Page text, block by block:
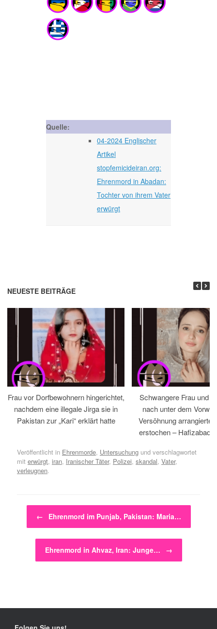
Quelle:
04-2024 Englischer
Artikel
stopfemicideiran.org:
Ehrenmord in Abadan:
Tochter von ihrem Vater
erwürgt
NEUESTE BEITRÄGE
Frau vor Dorfbewohnern hingerichtet,
nachdem eine illegale Jirga sie in
Pakistan zur „Kari“ erklärt hatte
Schwangere Frau und
nach unter dem
Versöhnung
erstochen – Hafizabad,
Veröffentlicht in Ehrenmorde, Untersuchung und verschlagwortet
mit erwürgt, iran, Iranischer Täter, Polizei, skandal, Vater,
verleugnen.
Beitragsnavigation
← Ehrenmord im Punjab, Pakistan: Maria…
Ehrenmord in Ahvaz, Iran: Junge… →